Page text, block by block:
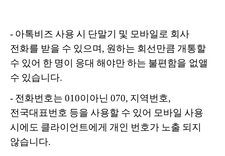
- 아톡비즈 사용 시 단말기 및 모바일로 회사
전화를 받을 수 있으며, 원하는 회선만큼 개통할
수 있어 한 명이 응대 해야만 하는 불편함을 없앨
수 있습니다.
- 전화번호는 010이아닌 070, 지역번호,
전국대표번호 등을 사용할 수 있어 모바일 사용
시에도 클라이언트에게 개인 번호가 노출 되지
않습니다.